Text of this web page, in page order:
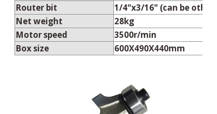
Router bit
1/4"x3/16" (can be other)
Net weight
28kg
Motor speed
3500r/min
Box size
600X490X440mm